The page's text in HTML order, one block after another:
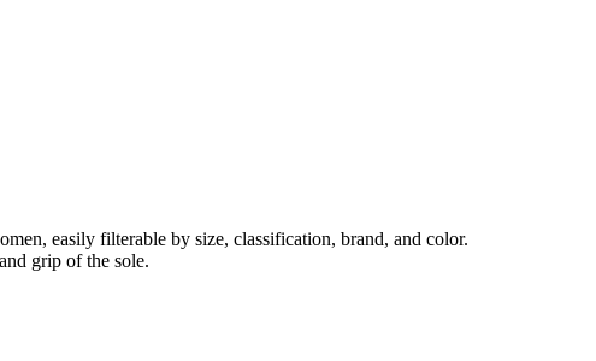
easily filterable by size, classification, brand, and color.
grip of the sole.